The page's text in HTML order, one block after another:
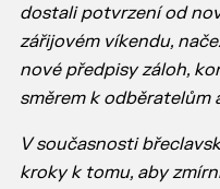
dostali potvrzení od
zářijovém víkendu,
nové předpisy záloh,
směrem k odběratelům
V současnosti
kroky k tomu, aby